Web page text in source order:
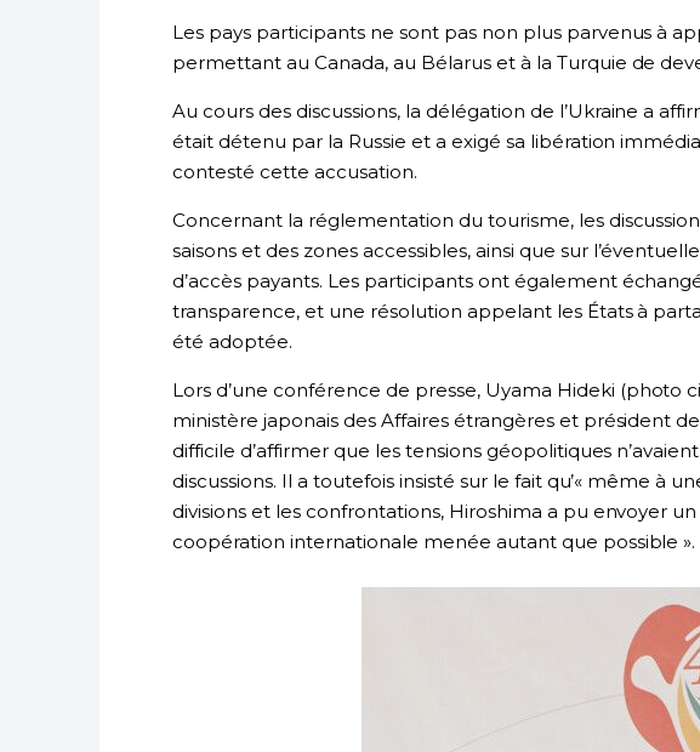
Les pays participants ne sont pas non plus parvenus à
permettant au Canada, au Bélarus et à la Turquie de
Au cours des discussions, la délégation de l’Ukraine a
était détenu par la Russie et a exigé sa libération
contesté cette accusation.
Concernant la réglementation du tourisme, les
saisons et des zones accessibles, ainsi que sur
d’accès payants. Les participants ont également
transparence, et une résolution appelant les États à
été adoptée.
Lors d’une conférence de presse, Uyama Hideki (photo
ministère japonais des Affaires étrangères et président
difficile d’affirmer que les tensions géopolitiques
discussions. Il a toutefois insisté sur le fait qu’« même à
divisions et les confrontations, Hiroshima a pu envoyer
coopération internationale menée autant que possible ».